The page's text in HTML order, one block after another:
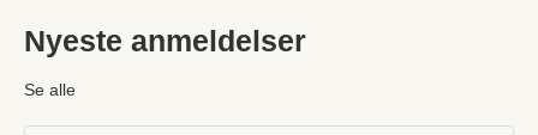
Nyeste anmeldelser
Se alle